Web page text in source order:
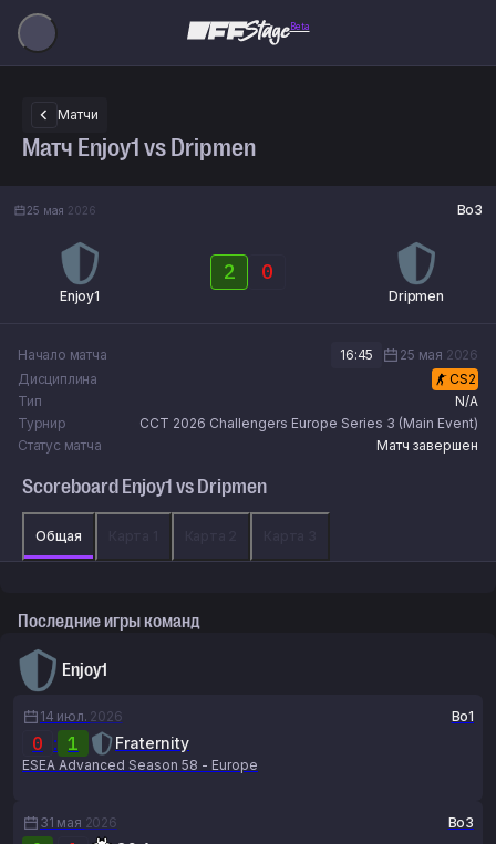
Beta
Матчи
Матч Enjoy1 vs Dripmen
25 мая 2026 Bo3
Enjoy1
2 0
Dripmen
Начало матча 16:45 25 мая 2026
Дисциплина
CS2
Тип
N/A
Турнир
CCT 2026 Challengers Europe Series 3 (Main Event)
Статус матча
Матч завершен
Scoreboard Enjoy1 vs Dripmen
Общая
Последние игры команд
Enjoy1
14 июл. 2026 Bo1
0 : 1 Fraternity
ESEA Advanced Season 58 - Europe
31 мая 2026 Bo3